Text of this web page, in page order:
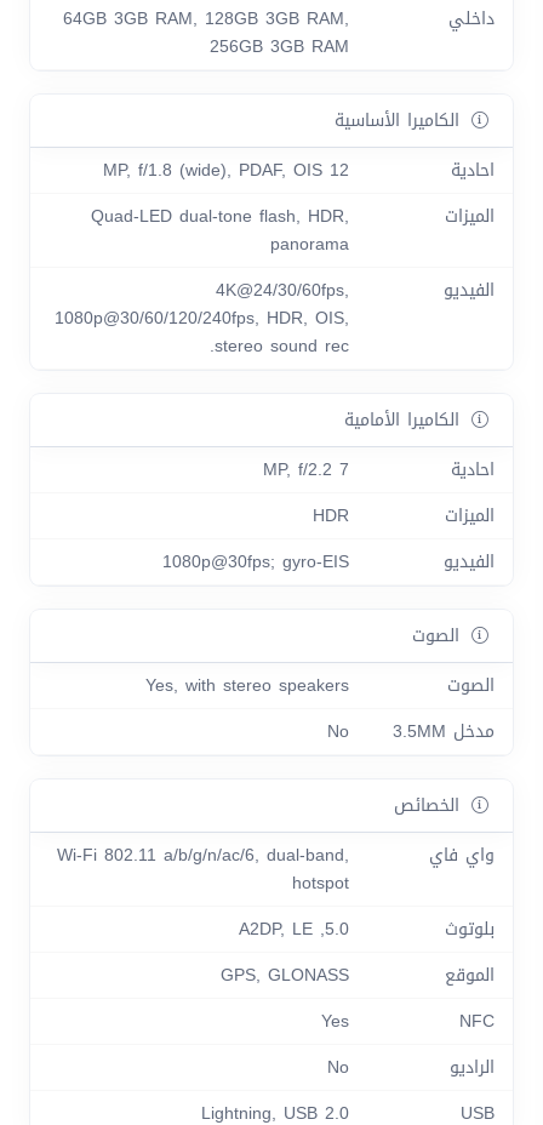
داخلي
64GB 3GB RAM, 128GB 3GB RAM,
256GB 3GB RAM
الكاميرا الأساسية
احادية
12 MP, f/1.8 (wide), PDAF, OIS
الميزات
Quad-LED dual-tone flash, HDR,
panorama
الفيديو
4K@24/30/60fps,
1080p@30/60/120/240fps, HDR, OIS,
stereo sound rec.
الكاميرا الأمامية
احادية
7 MP, f/2.2
الميزات
HDR
الفيديو
1080p@30fps; gyro-EIS
الصوت
الصوت
Yes, with stereo speakers
مدخل 3.5MM
No
الخصائص
واي فاي
Wi-Fi 802.11 a/b/g/n/ac/6, dual-band,
hotspot
بلوتوث
5.0, A2DP, LE
الموقع
GPS, GLONASS
NFC
Yes
الراديو
No
USB
Lightning, USB 2.0